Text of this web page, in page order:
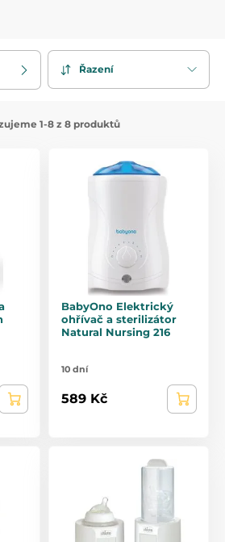
neohřívat dětskou potravu v
nestálé teplotě může dojít ke
Řazení
1-8 z 8 produktů
BabyOno Elektrický
ohřívač a sterilizátor
Natural Nursing 216
10 dní
589 Kč